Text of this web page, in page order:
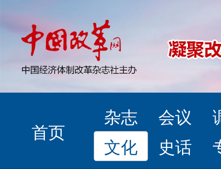
首页
杂志 会议
文化
史话